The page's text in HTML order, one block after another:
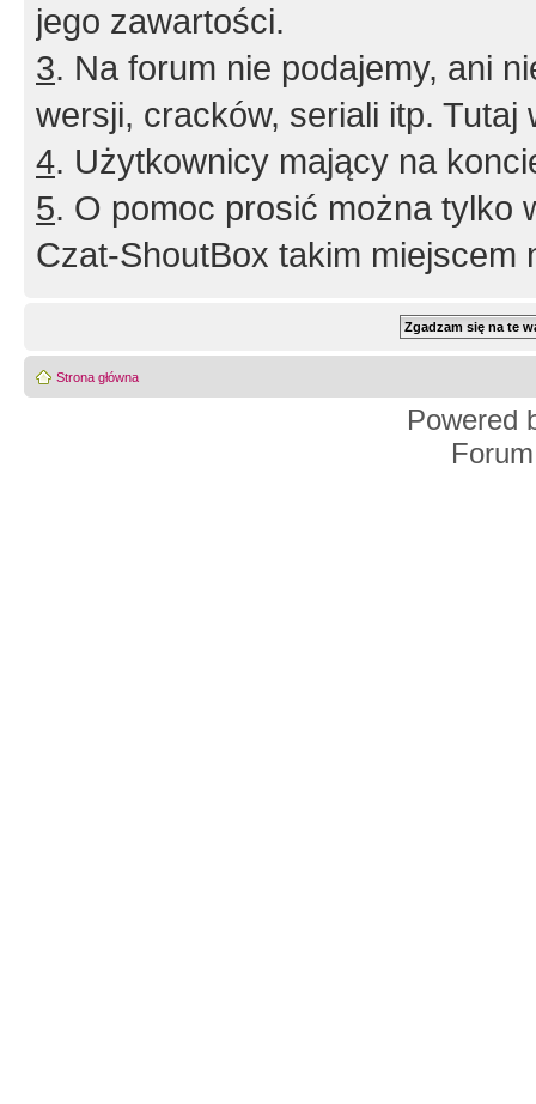
jego zawartości.
3. Na forum nie podajemy, ani
wersji, cracków, seriali itp. Tutaj
4. Użytkownicy mający na
5. O pomoc prosić można tylko
Czat-ShoutBox takim miejscem
Strona główna
Powered